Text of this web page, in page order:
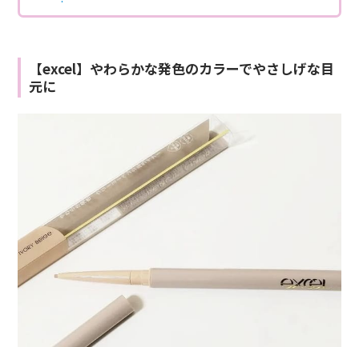
【excel】やわらかな発色のカラーでやさしげな目
元に